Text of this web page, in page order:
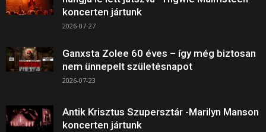
koncerten jártunk
2026-07-27
Ganxsta Zolee 60 éves – így még biztosan
nem ünnepelt születésnapot
2026-07-23
Antik Krisztus Szupersztár -Marilyn Manson
koncerten jártunk